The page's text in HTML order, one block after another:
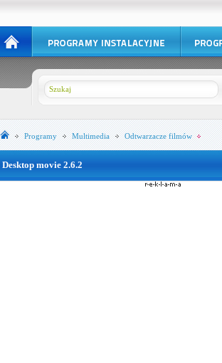
Programy Multimedia Odtwarzacze filmów
Desktop movie 2.6.2